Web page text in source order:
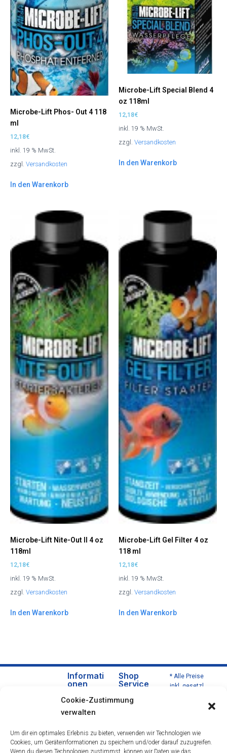
Cookie-Zustimmung
verwalten
Um dir ein optimales Erlebnis zu bieten, verwenden wir Technologien wie
Cookies, um Geräteinformationen zu speichern und/oder darauf zuzugreifen.
Wenn du diesen Technologien zustimmst, können wir Daten wie das
Microbe-Lift Phos- Out 4 118
ml
12,18€
inkl. 19 % MwSt.
zzgl. Versandkosten
In den Warenkorb
Microbe-Lift Special Blend 4
oz 118ml
12,18€
inkl. 19 % MwSt.
zzgl. Versandkosten
In den Warenkorb
Microbe-Lift Nite-Out II 4 oz
118ml
12,18€
inkl. 19 % MwSt.
zzgl. Versandkosten
In den Warenkorb
Microbe-Lift Gel Filter 4 oz
118 ml
12,18€
inkl. 19 % MwSt.
zzgl. Versandkosten
In den Warenkorb
Informati
onen
uns
Daten
rung
Shop
Service
ngsbe
dingu
* Alle Preise
inkl. gesetzl.
Nachnahmeg
ebühren,